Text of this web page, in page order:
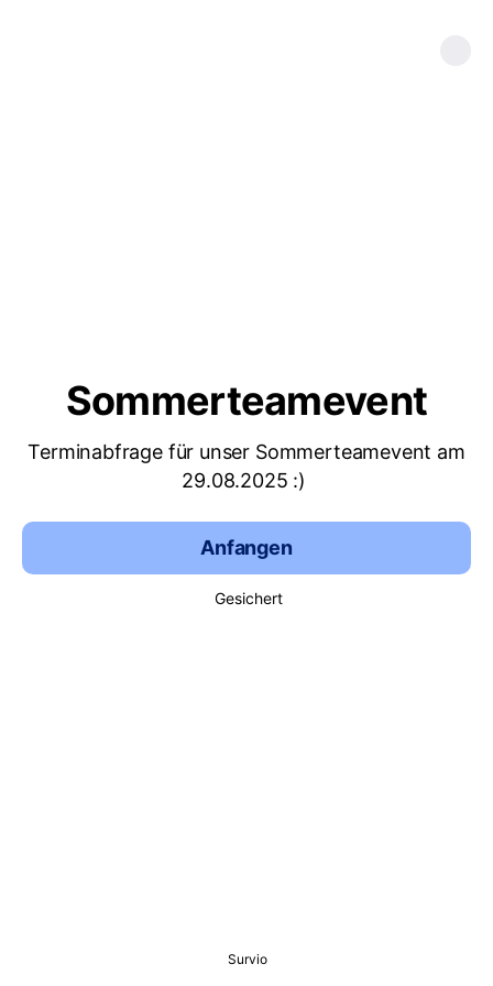
Sommerteamevent
Terminabfrage für unser Sommerteamevent am
29.08.2025 :)
Anfangen
Gesichert
Survio